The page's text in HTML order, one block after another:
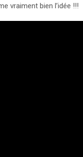
vraiment bien l’idée !!!